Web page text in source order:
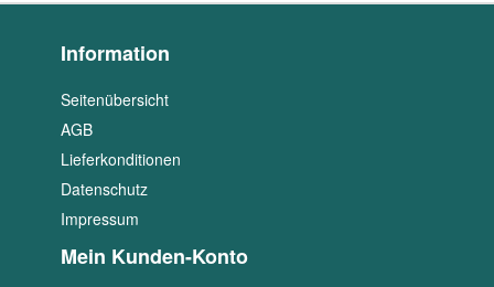
Information
Seitenübersicht
AGB
Lieferkonditionen
Datenschutz
Impressum
Mein Kunden-Konto